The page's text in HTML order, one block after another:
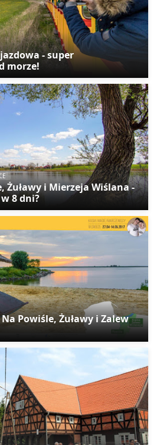
- super
morze!
Żuławy i Mierzeja Wiślana -
8 dni?
Powiśle, Żuławy i Zalew